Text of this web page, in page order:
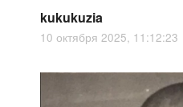
kukukuzia
10 октября 2025, 11:12:23